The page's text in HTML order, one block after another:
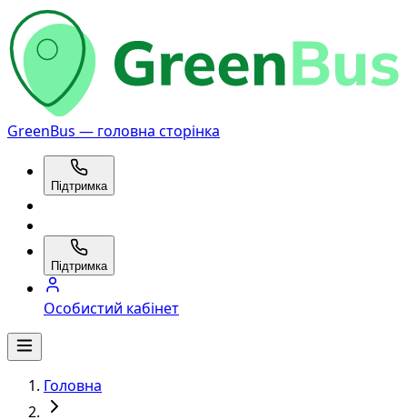
GreenBus — головна сторінка
Підтримка
Підтримка
Особистий кабінет
Головна